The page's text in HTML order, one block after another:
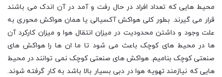
محیط هایی که تعداد افراد در حال رفت و آمد در آن اندک می باشند
قرار می گیرند. بطور کلی هواکش آکسیالی یا همان هواکش محوری به
علت وجود و داشتن محدودیت در میزان انتقال هوا و میزان کارکرد آن
ها در محیط های کوچک باعث می شود تا ما ان ها را هواکش های
صنعتی کوچک بنامیم. هواکش های صنعتی کوچک نمی توانند در محیط
هایی که نیازمند تهویه هوا در دبی بسیار بالا باشد به کار گرفته شوند.